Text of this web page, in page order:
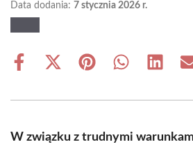
Data dodania: 7 stycznia 2026 r.
Share
Share
(Twitter)
Share Share Share
W związku z trudnymi